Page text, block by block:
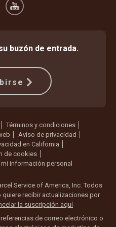
buzón de entrada.
Términos y condiciones
Aviso de privacidad
en California
de cookies
información personal
Service of America, Inc. Todos
quiere recibir actualizaciones por
la suscripción aquí
de correo electrónico o